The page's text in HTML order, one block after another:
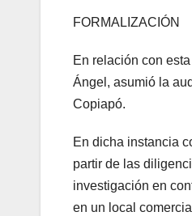
FORMALIZACIÓN
En relación con
Ángel, asumió la
Copiapó.
En dicha instancia
partir de las
investigación en
en un local